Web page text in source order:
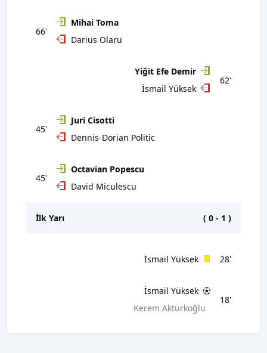
66'
Mihai Toma
Darius Olaru
62'
Yiğit Efe Demir
İsmail Yüksek
45'
Juri Cisotti
Dennis-Dorian Politic
45'
Octavian Popescu
David Miculescu
İlk Yarı ( 0 - 1 )
28'
İsmail Yüksek
18'
İsmail Yüksek
Kerem Aktürkoğlu